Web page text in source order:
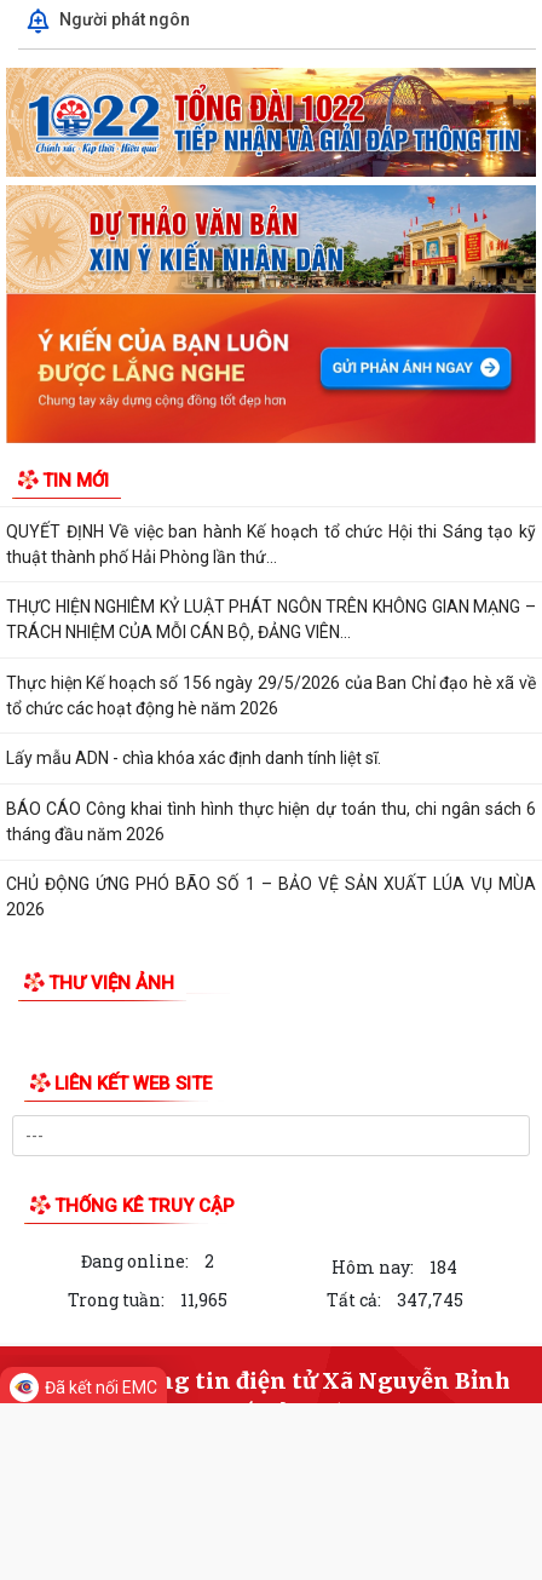
Người phát ngôn
TIN MỚI
ỦY BAN NHÂN DÂN XÃ NGUYỄN BỈNH KHIÊM TUYÊN TRUYỀN, HƯỚNG
DẪN NGƯỜI DÂN CHUYỂN ĐỔI THIẾT BỊ, SIM...
KẾ HOẠCH Triển khai tuyển chọn thực tập sinh nữ đi thực tập kỹ thuật
tại Nhật Bản Đợt II năm 2026
Kỷ niệm 79 năm Ngày Thương binh - Liệt sĩ (27-7-1947 – 27-7-2026)
KHẢO SÁT, THĂM DÒ Ý KIẾN SAU 01 NĂM THỰC HIỆN MÔ HÌNH CHÍNH
QUYỀN ĐỊA PHƯƠNG 02 CẤP
tư của cộng đồng các công trình,...
QUYẾT ĐỊNH Về việc ban hành Kế hoạch tổ chức Hội thi Sáng tạo kỹ
thuật thành phố Hải Phòng lần thứ...
THỰC HIỆN NGHIÊM KỶ LUẬT PHÁT NGÔN TRÊN KHÔNG GIAN MẠNG –
TRÁCH NHIỆM CỦA MỖI CÁN BỘ, ĐẢNG VIÊN...
Thực hiện Kế hoạch số 156 ngày 29/5/2026 của Ban Chỉ đạo hè xã về
tổ chức các hoạt động hè năm 2026
Lấy mẫu ADN - chìa khóa xác định danh tính liệt sĩ.
BÁO CÁO Công khai tình hình thực hiện dự toán thu, chi ngân sách 6
tháng đầu năm 2026
CHỦ ĐỘNG ỨNG PHÓ BÃO SỐ 1 – BẢO VỆ SẢN XUẤT LÚA VỤ MÙA
2026
XÚC CỬ TRI CHUẨN BỊ KỲ HỌP THƯỜNG LỆ...
THÔNG BÁO Lịch tiếp công dân định kỳ của Chủ tịch Ủy ban nhân dân
xã Quý III, IV năm 2026
Bộ Chính trị tổ chức hội nghị toàn quốc sơ kết 1 năm vận hành mô hình
nại, luật tố cáo
Luật sửa đổi, bổ sung một số điều của Luật phòng chống tham nhũng
Chiến dịch “500 ngày đêm đẩy mạnh thực hiện tìm kiếm, quy tập và
xác định danh tính hài cốt liệt...
THƯ VIỆN ẢNH
Đã kết nối EMC